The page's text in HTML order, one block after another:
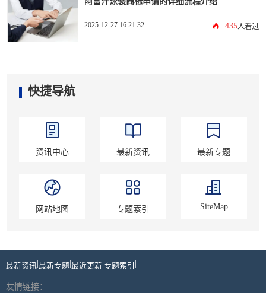
2025-12-27 16:21:32 435人看过
快捷导航
资讯中心 最新资讯 最新专题
网站地图 专题索引 SiteMap
最新资讯 |最新专题|最近更新|专题索引 |
友情链接：